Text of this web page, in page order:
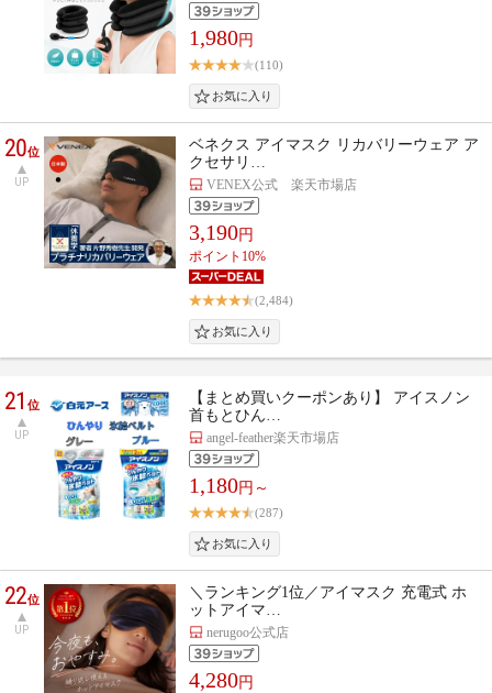
1,980円
(110)
20位
UP
ベネクス アイマスク リカバリーウェア ア
クセサリ…
VENEX公式 楽天市場店
3,190円
ポイント10%
(2,484)
21位
UP
【まとめ買いクーポンあり】 アイスノン
首もとひん…
angel-feather楽天市場店
1,180円～
(287)
22位
UP
＼ランキング1位／アイマスク 充電式 ホ
ットアイマ…
nerugoo公式店
4,280円